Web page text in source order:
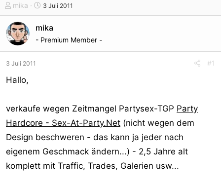
T
h
e
m
e
s
t
t
r
mika
S
t
a
r
3 Juli 2011
mika
- Premium Member -
3 Juli 2011 #1
Hallo,
verkaufe wegen Zeitmangel Partysex-TGP Party
Hardcore - Sex-At-Party.Net (nicht wegen dem
Design beschweren - das kann ja jeder nach
eigenem Geschmack ändern...) - 2,5 Jahre alt
komplett mit Traffic, Trades, Galerien usw...